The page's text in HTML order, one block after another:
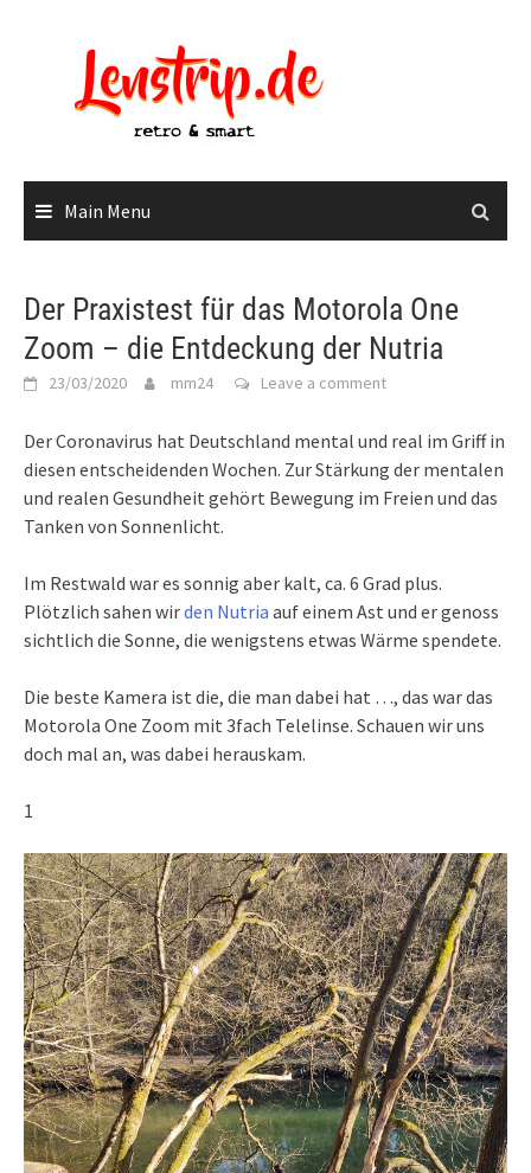
Main Menu
Der Praxistest für das Motorola One
Zoom – die Entdeckung der Nutria
23/03/2020 mm24 Leave a comment
Der Coronavirus hat Deutschland mental und real im Griff in
diesen entscheidenden Wochen. Zur Stärkung der mentalen
und realen Gesundheit gehört Bewegung im Freien und das
Tanken von Sonnenlicht.
Im Restwald war es sonnig aber kalt, ca. 6 Grad plus.
Plötzlich sahen wirden Nutria auf einem Ast und er genoss
sichtlich die Sonne, die wenigstens etwas Wärme spendete.
Die beste Kamera ist die, die man dabei hat …, das war das
Motorola One Zoom mit 3fach Telelinse. Schauen wir uns
doch mal an, was dabei herauskam.
1